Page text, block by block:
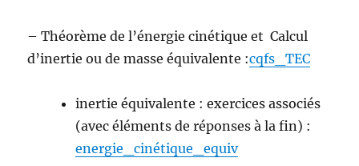
– Théorème de l’énergie cinétique et Calcul
d’inertie ou de masse équivalente :cqfs_TEC
inertie équivalente : exercices associés
(avec éléments de réponses à la fin) :
energie_cinétique_equiv